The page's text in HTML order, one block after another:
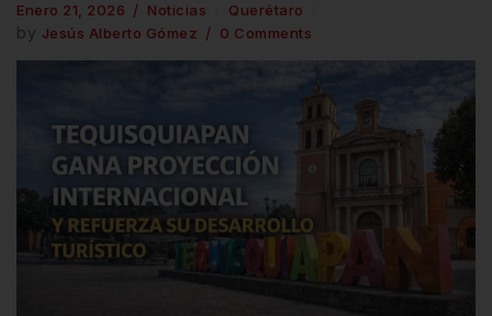
Enero 21, 2026 Noticias Querétaro
by Jesús Alberto Gómez 0 Comments